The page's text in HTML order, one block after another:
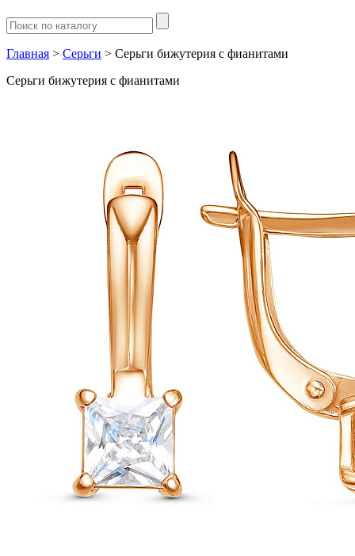
Главная > Серьги > Серьги бижутерия с фианитами
Серьги бижутерия с фианитами